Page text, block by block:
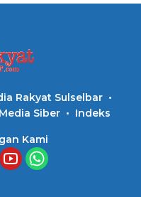
Rakyat Sulselbar
Siber Indeks
Kami